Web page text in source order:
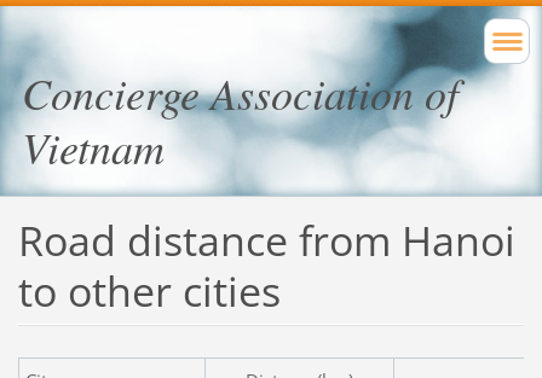
Concierge Association of
Vietnam
Road distance from Hanoi
to other cities